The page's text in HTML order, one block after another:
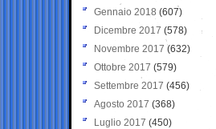
Gennaio 2018 (607)
Dicembre 2017 (578)
Novembre 2017 (632)
Ottobre 2017 (579)
Settembre 2017 (456)
Agosto 2017 (368)
Luglio 2017 (450)